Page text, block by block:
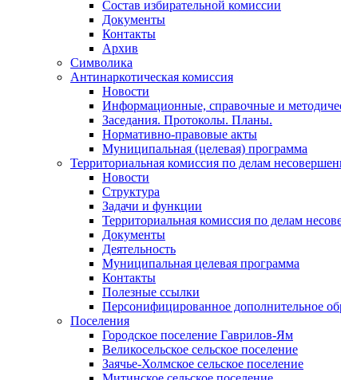
Состав избирательной комиссии
Документы
Контакты
Архив
Символика
Антинаркотическая комиссия
Новости
Информационные, справочные и
Заседания. Протоколы. Планы.
Нормативно-правовые акты
Муниципальная (целевая) программа
Территориальная комиссия по делам
Новости
Структура
Задачи и функции
Территориальная комиссия по делам
Документы
Деятельность
Муниципальная целевая программа
Контакты
Полезные ссылки
Персонифицированное дополнительное
Поселения
Городское поселение Гаврилов-Ям
Великосельское сельское поселение
Заячье-Холмское сельское поселение